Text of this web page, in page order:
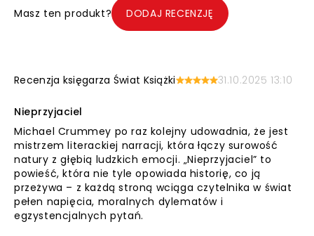
Masz ten produkt? DODAJ RECENZJĘ
Recenzja księgarza Świat Książki 31.10.2025 13:10
Nieprzyjaciel
Michael Crummey po raz kolejny udowadnia, że jest
mistrzem literackiej narracji, która łączy surowość
natury z głębią ludzkich emocji. „Nieprzyjaciel” to
powieść, która nie tyle opowiada historię, co ją
przeżywa – z każdą stroną wciąga czytelnika w świat
pełen napięcia, moralnych dylematów i
egzystencjalnych pytań.